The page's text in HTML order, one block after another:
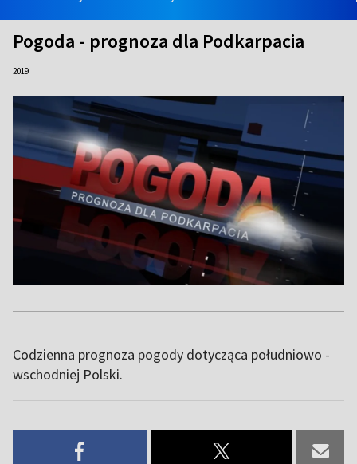
Pogoda - prognoza dla Podkarpacia
2019
.
Codzienna prognoza pogody dotycząca południowo -
wschodniej Polski.